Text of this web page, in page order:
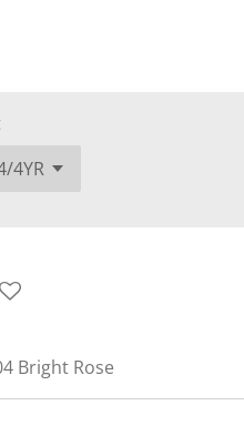
Bright Rose